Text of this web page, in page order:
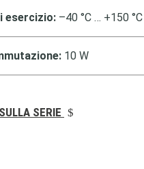
esercizio: –40 °C … +150 °C
10 W
SERIE